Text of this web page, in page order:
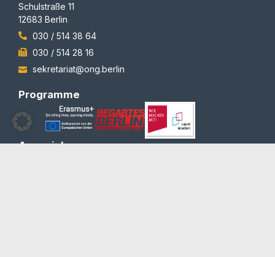
Schulstraße 11
12683 Berlin
030 / 514 38 64
030 / 514 28 16
sekretariat@ong.berlin
Programme
Auszeichnungen